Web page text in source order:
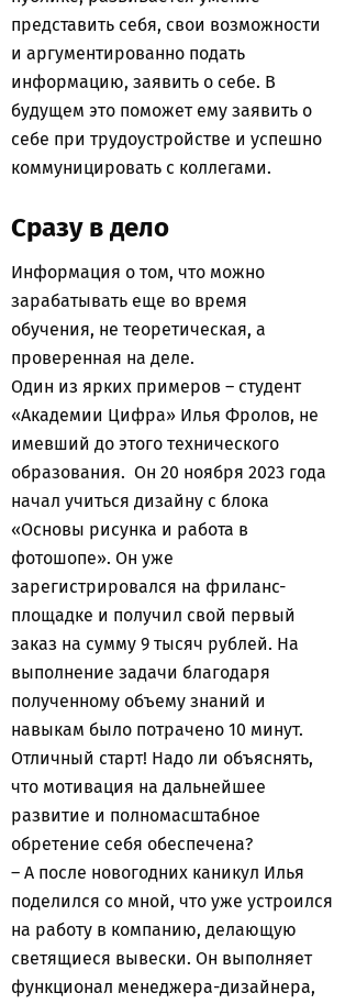
представить себя, свои возможности
и аргументированно подать
информацию, заявить о себе. В
будущем это поможет ему заявить о
себе при трудоустройстве и успешно
коммуницировать с коллегами.
Сразу в дело
Информация о том, что можно
зарабатывать еще во время
обучения, не теоретическая, а
проверенная на деле.
Один из ярких примеров – студент
«Академии Цифра» Илья Фролов, не
имевший до этого технического
образования. Он 20 ноября 2023 года
начал учиться дизайну с блока
«Основы рисунка и работа в
фотошопе». Он уже
зарегистрировался на фриланс-
площадке и получил свой первый
заказ на сумму 9 тысяч рублей. На
выполнение задачи благодаря
полученному объему знаний и
навыкам было потрачено 10 минут.
Отличный старт! Надо ли объяснять,
что мотивация на дальнейшее
развитие и полномасштабное
обретение себя обеспечена?
– А после новогодних каникул Илья
поделился со мной, что уже устроился
на работу в компанию, делающую
светящиеся вывески. Он выполняет
функционал менеджера-дизайнера,